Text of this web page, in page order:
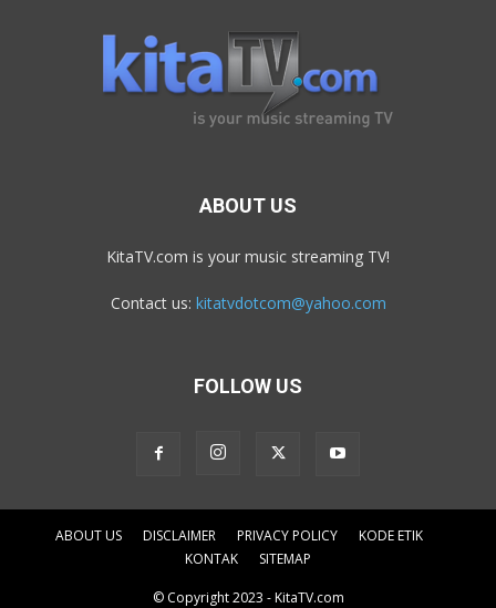
ABOUT US
KitaTV.com is your music streaming TV!
Contact us: kitatvdotcom@yahoo.com
FOLLOW US
ABOUT US DISCLAIMER PRIVACY POLICY
KODE ETIK
KONTAK
SITEMAP
© Copyright 2023 - KitaTV.com